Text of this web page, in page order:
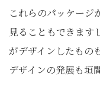
これらのパッケージ
見ることもできます
がデザインしたもの
デザインの発展も垣